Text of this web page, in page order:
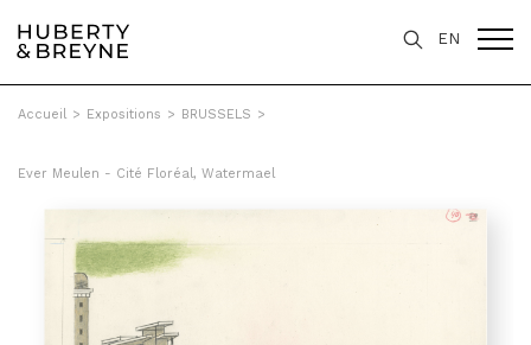
EN
Accueil > Expositions > BRUSSELS >
Ever Meulen - Cité Floréal, Watermael